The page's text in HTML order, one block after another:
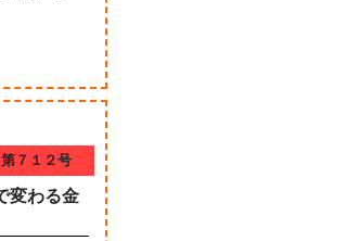
７１２号
変わる金